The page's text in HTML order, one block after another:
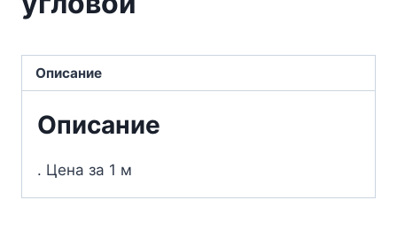
Описание
Описание
. Цена за 1 м